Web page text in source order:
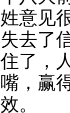
姓意见
失去了
住了，
嘴，赢
效。